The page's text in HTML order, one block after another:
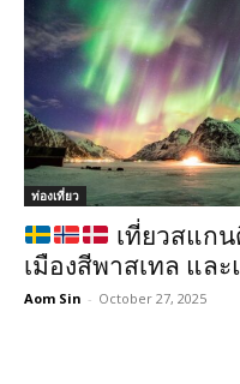
ท่องเที่ยว
เที่ยวสแก
เมืองสีพาสเทล แล
Aom Sin - October 27, 2025